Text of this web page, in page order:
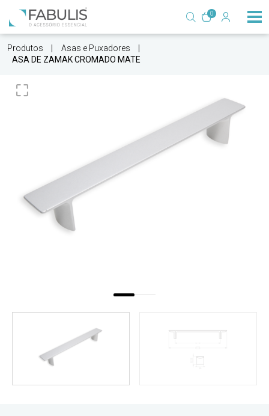
0
Produtos
Asas e Puxadores
ASA DE ZAMAK CROMADO MATE